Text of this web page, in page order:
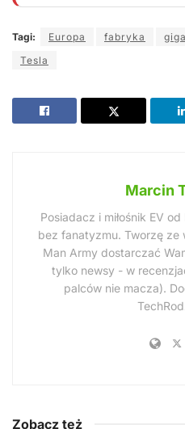
Tagi: Europa fabryka
Tesla
Marcin
Posiadacz i miłośnik EV
bez fanatyzmu. Tworzę ze
Man Army dostarczać
tylko newsy - w
palców nie macza).
Zobacz też